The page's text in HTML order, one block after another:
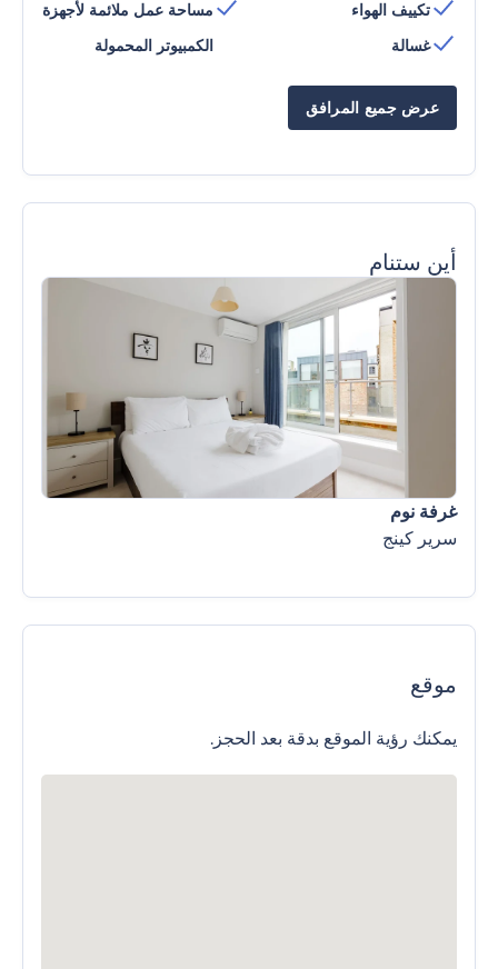
تكييف الهواء
غسالة
مساحة عمل ملائمة لأجهزة
الكمبيوتر المحمولة
عرض جميع المرافق
أين ستنام
غرفة نوم
سرير كينج
موقع
يمكنك رؤية الموقع بدقة بعد الحجز.